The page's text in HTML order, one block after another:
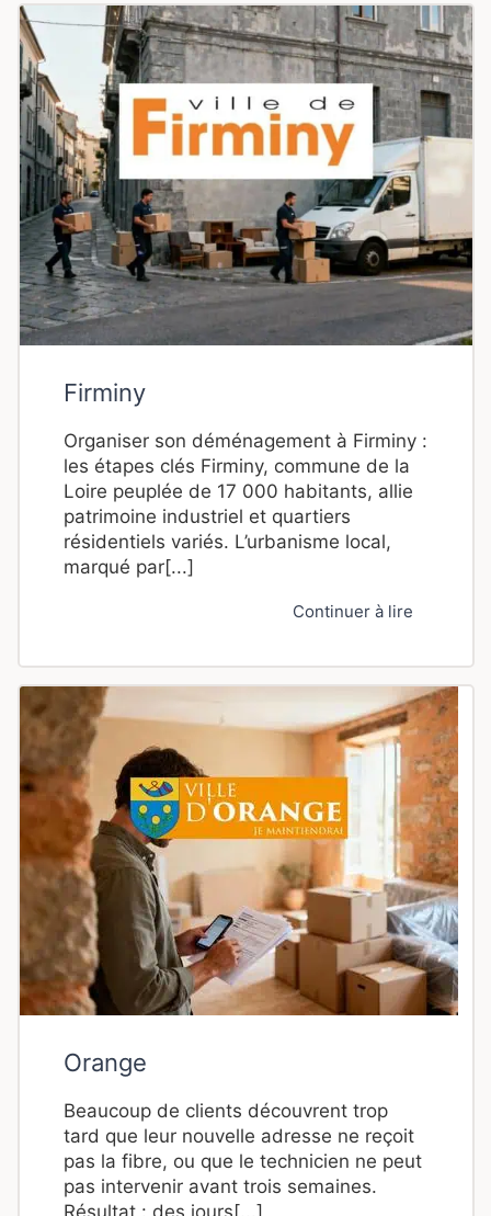
Firminy
Organiser son déménagement à Firminy :
les étapes clés Firminy, commune de la
Loire peuplée de 17 000 habitants, allie
patrimoine industriel et quartiers
résidentiels variés. L’urbanisme local,
marqué par[...]
Continuer à lire
Orange
Beaucoup de clients découvrent trop
tard que leur nouvelle adresse ne reçoit
pas la fibre, ou que le technicien ne peut
pas intervenir avant trois semaines.